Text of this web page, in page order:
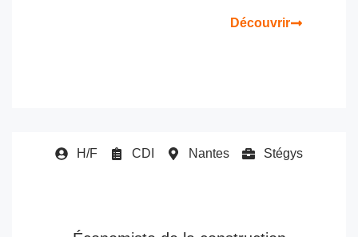
Découvrir
H/F CDI Nantes Stégys